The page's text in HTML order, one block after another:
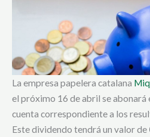
La empresa papelera catalana
el próximo 16 de abril se abonará
cuenta correspondiente a los
Este dividendo tendrá un valor de